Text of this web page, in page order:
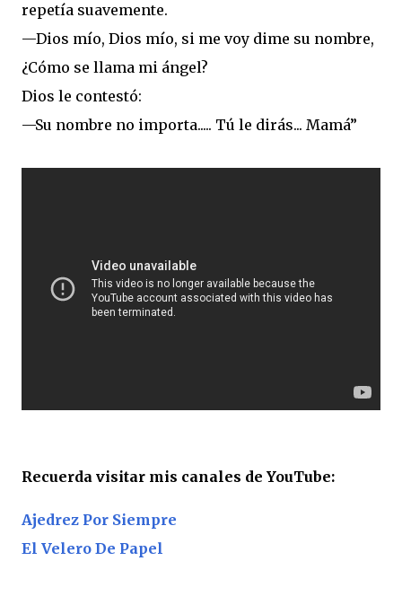
repetía suavemente.
—Dios mío, Dios mío, si me voy dime su nombre,
¿Cómo se llama mi ángel?
Dios le contestó:
—Su nombre no importa..... Tú le dirás... Mamá”
Recuerda visitar mis canales de YouTube:
Ajedrez Por Siempre
El Velero De Papel